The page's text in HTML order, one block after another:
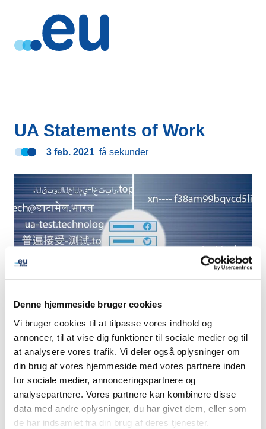
Denne hjemmeside bruger cookies
Vi bruger cookies til at tilpasse vores indhold og
annoncer, til at vise dig funktioner til sociale medier og til
at analysere vores trafik. Vi deler også oplysninger om
din brug af vores hjemmeside med vores partnere inden
for sociale medier, annonceringspartnere og
analysepartnere. Vores partnere kan kombinere disse
data med andre oplysninger, du har givet dem, eller som
de har indsamlet fra din brug af deres tjenester.
UA Statements of Work
3 feb. 2021 få sekunder
del via TwitterFacebook